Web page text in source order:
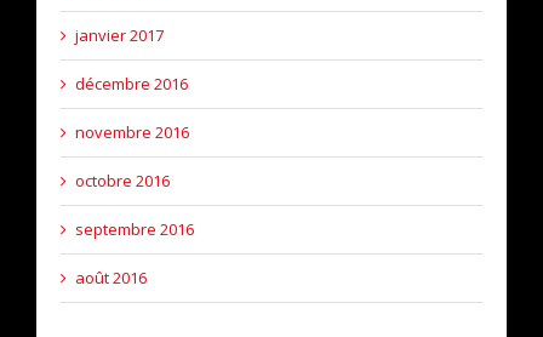
janvier 2017
décembre 2016
novembre 2016
octobre 2016
septembre 2016
août 2016